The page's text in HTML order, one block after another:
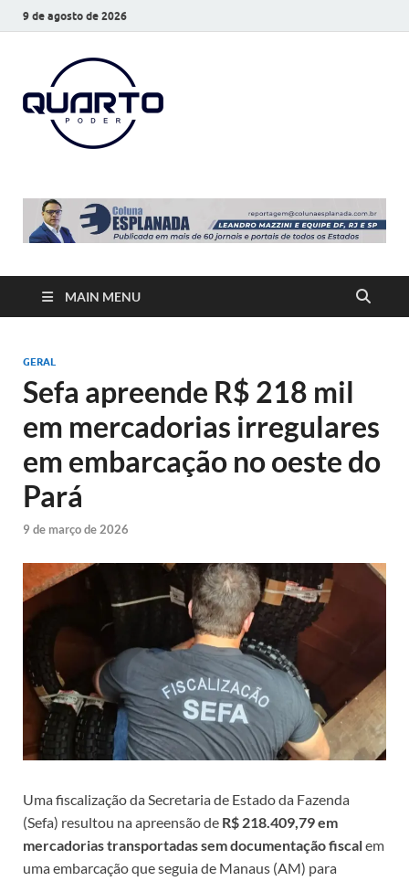
9 de agosto de 2026
MAIN MENU
GERAL
Sefa apreende R$ 218 mil
em mercadorias irregulares
em embarcação no oeste do
Pará
9 de março de 2026
Uma fiscalização da Secretaria de Estado da Fazenda
(Sefa) resultou na apreensão de R$ 218.409,79 em
mercadorias transportadas sem documentação fiscalem
uma embarcação que seguia de Manaus (AM) para